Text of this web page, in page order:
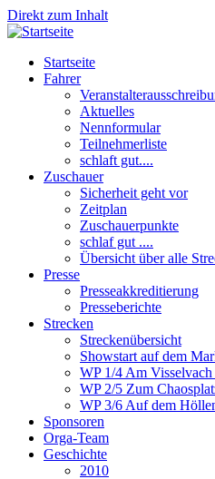
Direkt zum Inhalt
Startseite
Fahrer
Aktuelles
Nennformular
Teilnehmerliste
schlaft gut....
Zuschauer
Sicherheit geht vor
Zeitplan
Zuschauerpunkte
schlaf gut ....
Übersicht über alle
Presse
Presseakkreditierung
Presseberichte
Strecken
Streckenübersicht
Showstart auf dem
WP 1/4 Am
WP 2/5 Zum
WP 3/6 Auf dem
Sponsoren
Orga-Team
Geschichte
2010